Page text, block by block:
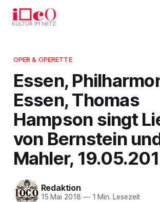
OPER & OPERETTE
Essen,
Essen, Thomas
Hampson singt
von Bernstein
Mahler,
Redaktion
15 Mai 2018 —1 Min. Lesezeit